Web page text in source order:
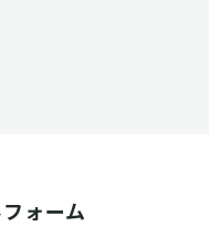
ォーム